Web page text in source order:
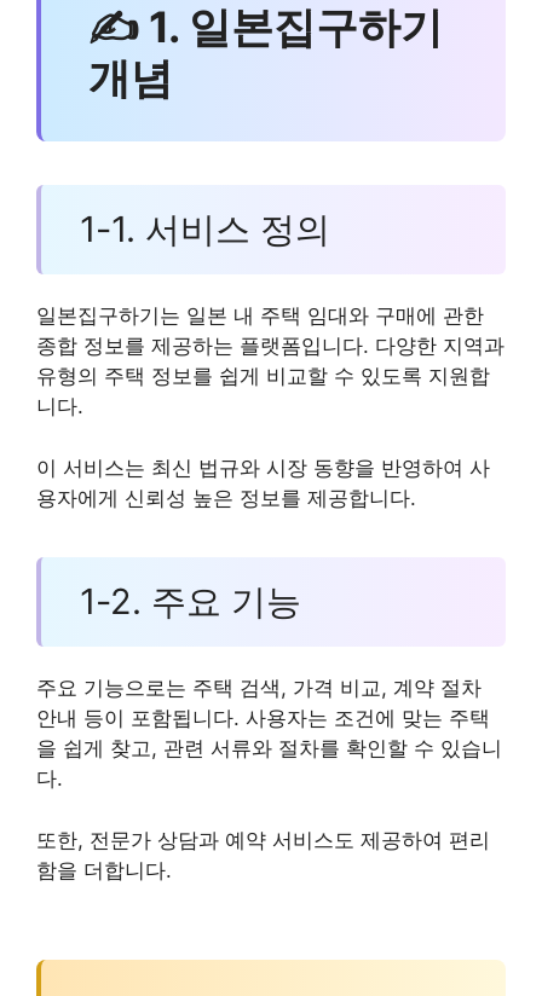
✍ 1. 일본집구하기
개념
1-1. 서비스 정의
일본집구하기는 일본 내 주택 임대와 구매에 관한
종합 정보를 제공하는 플랫폼입니다. 다양한 지역과
유형의 주택 정보를 쉽게 비교할 수 있도록 지원합
니다.
이 서비스는 최신 법규와 시장 동향을 반영하여 사
용자에게 신뢰성 높은 정보를 제공합니다.
1-2. 주요 기능
주요 기능으로는 주택 검색, 가격 비교, 계약 절차
안내 등이 포함됩니다. 사용자는 조건에 맞는 주택
을 쉽게 찾고, 관련 서류와 절차를 확인할 수 있습니
다.
또한, 전문가 상담과 예약 서비스도 제공하여 편리
함을 더합니다.